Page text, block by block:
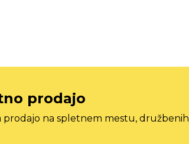
prodajo
na spletnem mestu, družbenih